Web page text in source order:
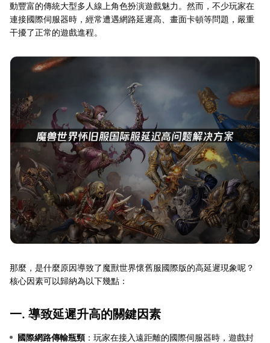
動豐富的傳統大型多人線上角色扮演遊戲魅力。然而，不少玩家在
連接國際伺服器時，經常遭遇網路延遲高、畫面卡頓等問題，嚴重
干擾了正常的遊戲進程。
那麼，是什麼原因導致了魔獸世界懷舊服國際版的高延遲現象呢？
核心因素可以歸納為以下幾點：
一. 導致延遲升高的關鍵因素
國際網路傳輸瓶頸 ：玩家在接入遠距離的國際伺服器時，遊戲封